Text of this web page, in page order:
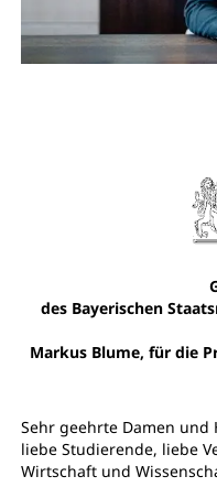
des Bayerischen
Markus Blume, für die
Sehr geehrte Damen und
liebe Studierende, liebe
Wirtschaft und